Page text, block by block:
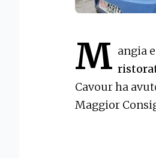
M angia
Cavour ha
Maggior